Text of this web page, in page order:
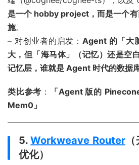
是一个 hobby project，而是一个有
施。
– 对创业者的启发： Agent 的「大
大，但「海马体」（记忆）还是空
记忆层，谁就是 Agent 时代的数据
类比参考 ：
「Agent 版的
Mem0」
5.Workweave Router（
优化）